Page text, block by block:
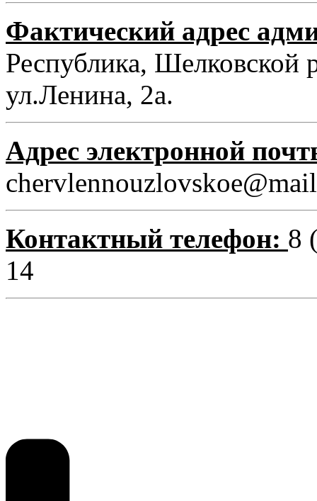
Фактический адрес
Республика, Шелковской
ул.Ленина, 2а.
Адрес электронной
Контактный телефон: 8
14